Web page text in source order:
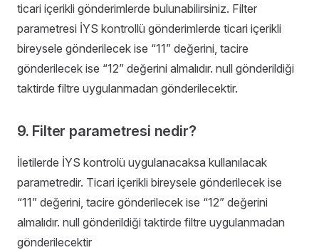
ticari içerikli gönderimlerde bulunabilirsiniz. Filter
parametresi İYS kontrollü gönderimlerde ticari içerikli
bireysele gönderilecek ise “11” değerini, tacire
gönderilecek ise “12” değerini almalıdır. null gönderildiği
taktirde filtre uygulanmadan gönderilecektir.
9. Filter parametresi nedir?
İletilerde İYS kontrolü uygulanacaksa kullanılacak
parametredir. Ticari içerikli bireysele gönderilecek ise
“11” değerini, tacire gönderilecek ise “12” değerini
almalıdır. null gönderildiği taktirde filtre uygulanmadan
gönderilecektir